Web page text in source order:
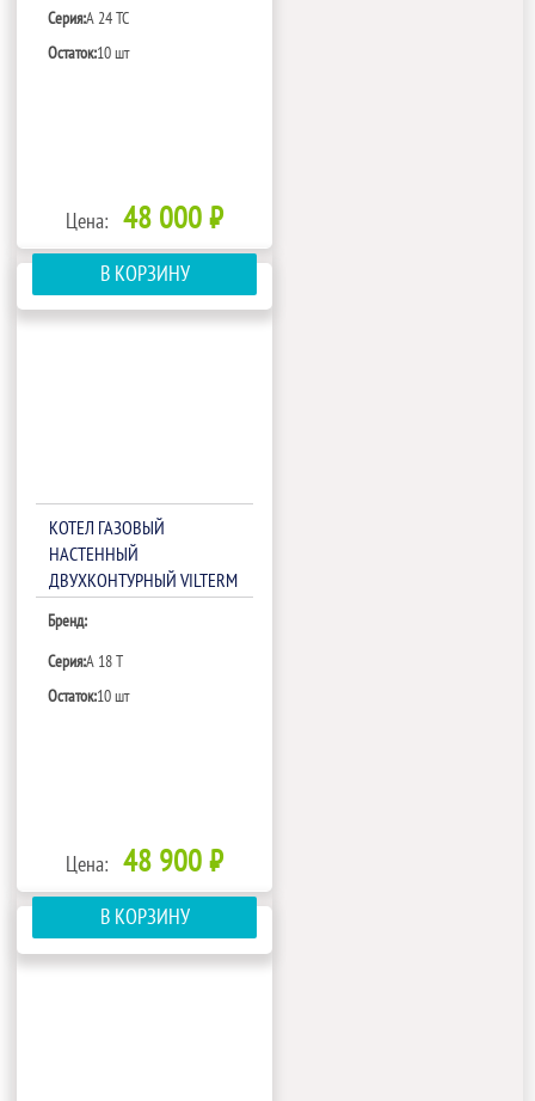
Серия:A 24 TC
Остаток:10 шт
Цена: 48 000 ₽
В КОРЗИНУ
КОТЕЛ ГАЗОВЫЙ
НАСТЕННЫЙ
ДВУХКОНТУРНЫЙ VILTERM
Бренд:
Серия:A 18 T
Остаток:10 шт
Цена: 48 900 ₽
В КОРЗИНУ